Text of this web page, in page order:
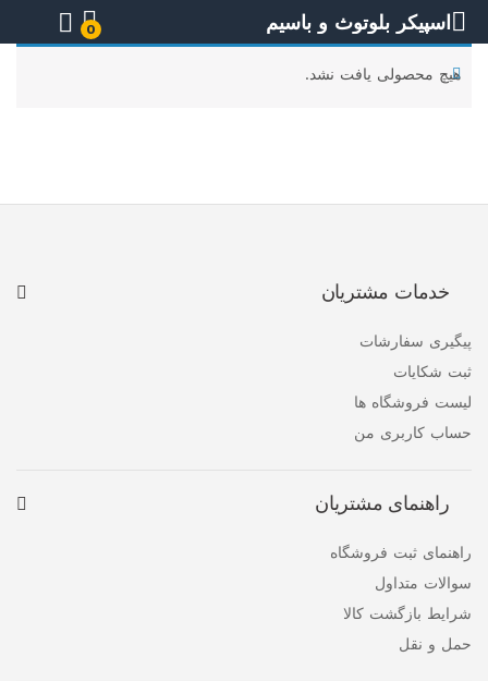
اسپیکر بلوتوث و باسیم 0
هیچ محصولی یافت نشد.
خدمات مشتریان
پیگیری سفارشات
ثبت شکایات
لیست فروشگاه ها
حساب کاربری من
راهنمای مشتریان
راهنمای ثبت فروشگاه
سوالات متداول
شرایط بازگشت کالا
حمل و نقل